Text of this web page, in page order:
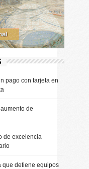
pago con tarjeta en
de
de excelencia
que detiene equipos